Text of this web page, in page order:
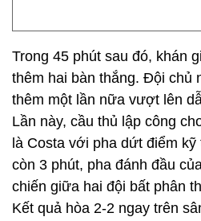
Trong 45 phút sau đó, khán
thêm hai bàn thắng. Đội chủ
thêm một lần nữa vượt lên
Lần này, cầu thủ lập công
là Costa với pha dứt điểm
còn 3 phút, pha đánh đầu
chiến giữa hai đội bất phân
Kết quả hòa 2-2 ngay trên